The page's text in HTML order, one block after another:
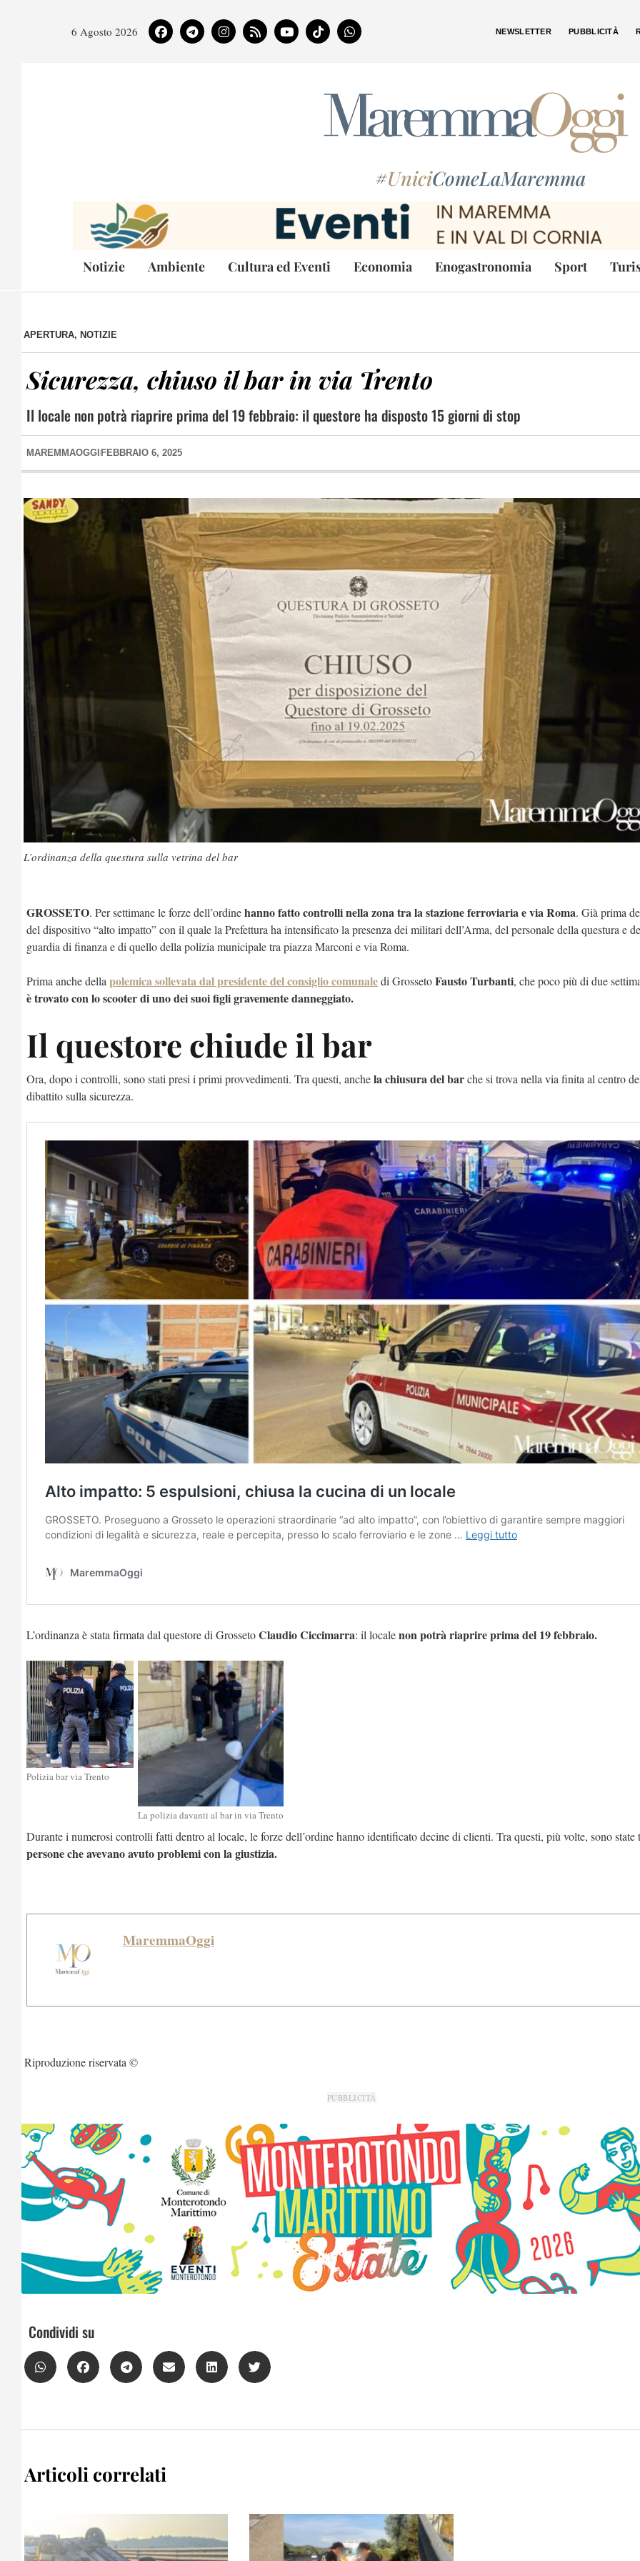
6 Agosto 2026 NEWSLETTER PUBBLICITÀ
#UniciComeLaMaremma
Notizie Ambiente Cultura ed Eventi Economia Enogastronomia Sport
APERTURA, NOTIZIE
Sicurezza, chiuso il bar in via Trento
Il locale non potrà riaprire prima del 19 febbraio: il questore ha disposto 15 giorni di stop
MAREMMAOGGI FEBBRAIO 6, 2025
L’ordinanza della questura sulla vetrina del bar
GROSSETO. Per settimane le forze dell’ordinehanno fatto controlli nella zona tra la stazione ferroviaria e via Roma. Già prima
del dispositivo “alto impatto” con il quale la Prefettura ha intensificato la presenza dei militari dell’Arma, del personale della questura e
guardia di finanza e di quello della polizia municipale tra piazza Marconi e via Roma.
Prima anche della polemica sollevata dal presidente del consiglio comunaledi GrossetoFausto Turbanti, che poco più di due
è trovato con lo scooter di uno dei suoi figli gravemente danneggiato.
Il questore chiude il bar
Ora, dopo i controlli, sono stati presi i primi provvedimenti. Tra questi, anchela chiusura del barche si trova nella via finita al centro
dibattito sulla sicurezza.
L’ordinanza è stata firmata dal questore di GrossetoClaudio Ciccimarra: il localenon potrà riaprire prima del 19 febbraio.
Polizia bar via Trento
La polizia davanti al bar in via Trento
Durante i numerosi controlli fatti dentro al locale, le forze dell’ordine hanno identificato decine di clienti. Tra questi, più volte, sono state
persone che avevano avuto problemi con la giustizia.
MaremmaOggi
Riproduzione riservata ©
PUBBLICITÀ
Condividi su
Articoli correlati